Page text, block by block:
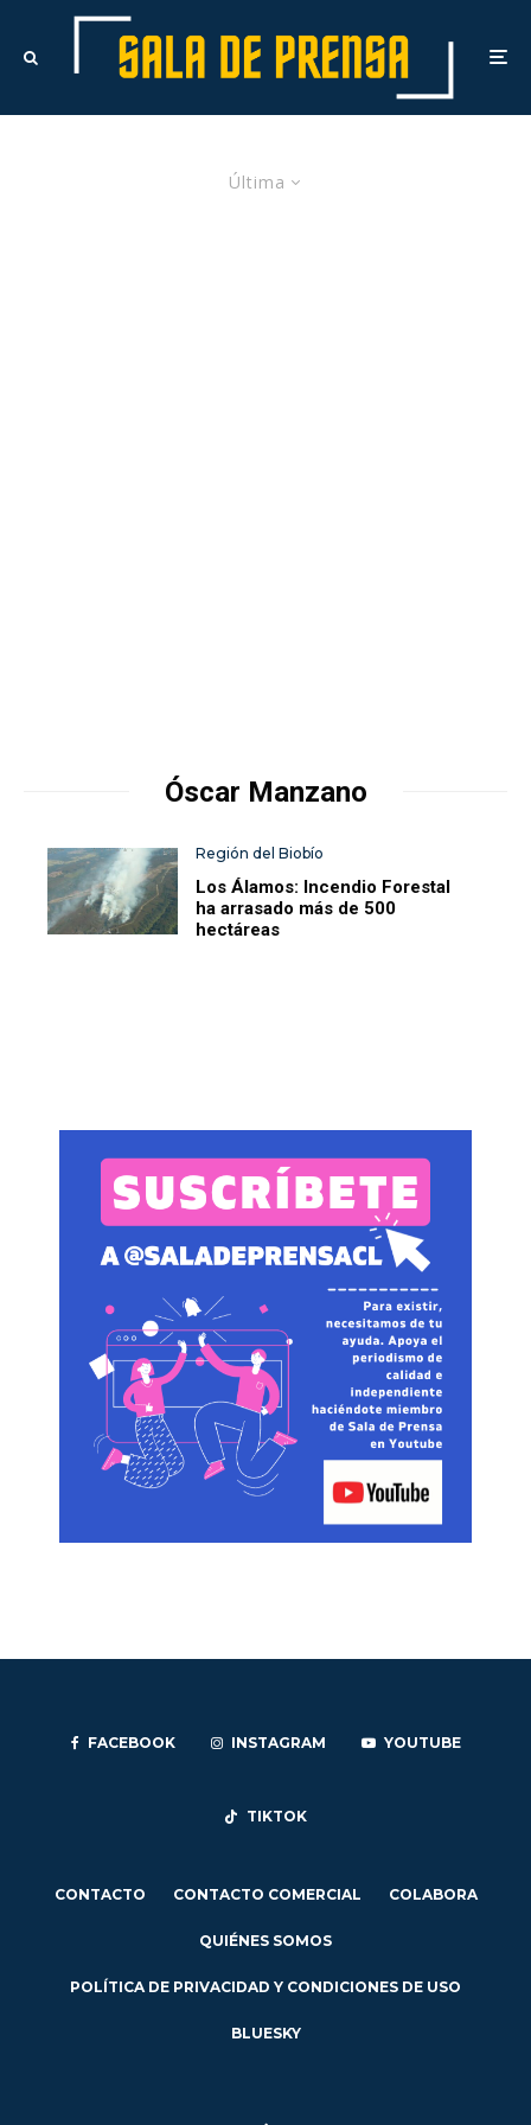
Última
Óscar Manzano
Región del Biobío
Los Álamos: Incendio Forestal
ha arrasado más de 500
hectáreas
FACEBOOK INSTAGRAM YOUTUBE
TIKTOK
CONTACTO CONTACTO COMERCIAL COLABORA
QUIÉNES SOMOS
POLÍTICA DE PRIVACIDAD Y CONDICIONES DE USO
BLUESKY